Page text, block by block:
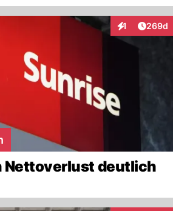
1
Interaktionen
269d
Nettoverlust deutlich